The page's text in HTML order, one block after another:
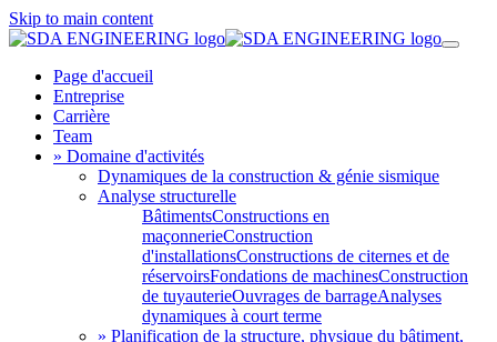
Skip to main content
Page d'accueil
Entreprise
Carrière
Team
» Domaine d'activités
Dynamiques de la construction & génie sismique
Analyse structurelle
BâtimentsConstructions en
maçonnerieConstruction
d'installationsConstructions de citernes et de
réservoirsFondations de machinesConstruction
de tuyauterieOuvrages de barrageAnalyses
dynamiques à court terme
» Planification de la structure, physique du bâtiment,